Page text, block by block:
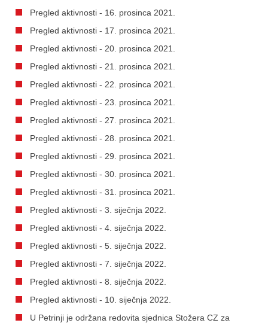
Pregled aktivnosti - 16. prosinca 2021.
Pregled aktivnosti - 17. prosinca 2021.
Pregled aktivnosti - 20. prosinca 2021.
Pregled aktivnosti - 21. prosinca 2021.
Pregled aktivnosti - 22. prosinca 2021.
Pregled aktivnosti - 23. prosinca 2021.
Pregled aktivnosti - 27. prosinca 2021.
Pregled aktivnosti - 28. prosinca 2021.
Pregled aktivnosti - 29. prosinca 2021.
Pregled aktivnosti - 30. prosinca 2021.
Pregled aktivnosti - 31. prosinca 2021.
Pregled aktivnosti - 3. siječnja 2022.
Pregled aktivnosti - 4. siječnja 2022.
Pregled aktivnosti - 5. siječnja 2022.
Pregled aktivnosti - 7. siječnja 2022.
Pregled aktivnosti - 8. siječnja 2022.
Pregled aktivnosti - 10. siječnja 2022.
U Petrinji je održana redovita sjednica Stožera CZ za